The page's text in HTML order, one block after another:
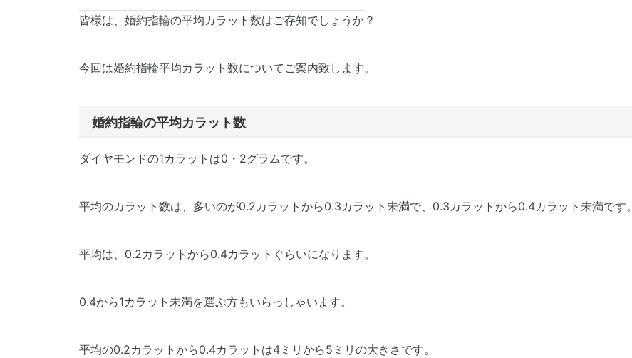
皆様は、婚約指輪の平均カラット数はご存知でしょうか？
今回は婚約指輪平均カラット数についてご案内致します。
婚約指輪の平均カラット数
ダイヤモンドの1カラットは0・2グラムです。
平均のカラット数は、多いのが0.2カラットから0.3カラット未満で、0.3カラットから0.4カラット未満です。
平均は、0.2カラットから0.4カラットぐらいになります。
0.4から1カラット未満を選ぶ方もいらっしゃいます。
平均の0.2カラットから0.4カラットは4ミリから5ミリの大きさです。